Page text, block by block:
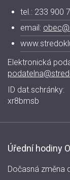
tel.: 233 900
email:
Elektronická
ID dat.schránky:
xr8bmsb
Úřední hodiny
Dočasná změna